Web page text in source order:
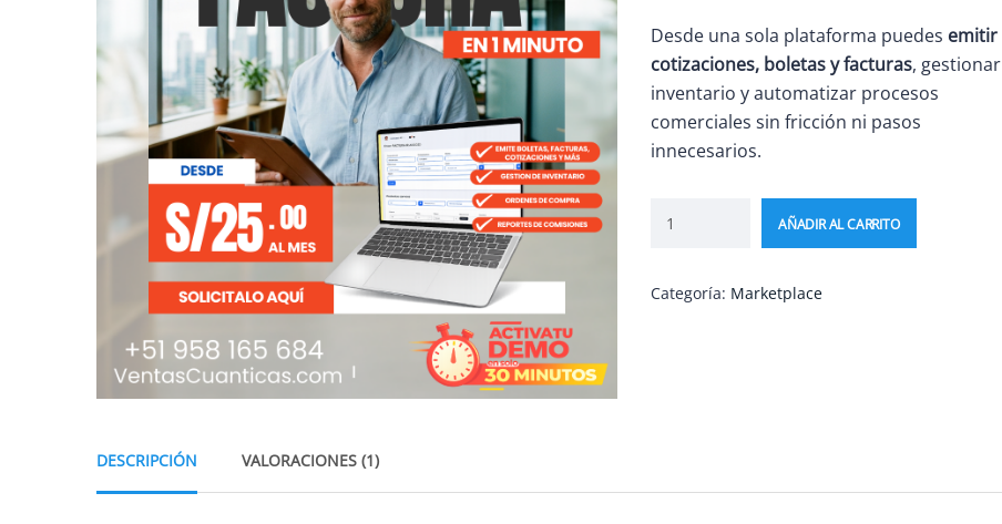
Desde una sola plataforma puedes emitir
cotizaciones, boletas y facturas, gestionar
inventario y automatizar procesos
comerciales sin fricción ni pasos
innecesarios.
AÑADIR AL CARRITO
Categoría: Marketplace
DESCRIPCIÓN VALORACIONES (1)